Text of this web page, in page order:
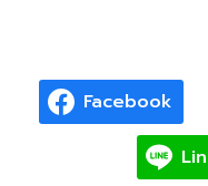
Facebook